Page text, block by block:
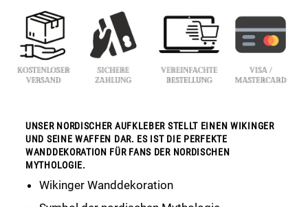
UNSER NORDISCHER AUFKLEBER STELLT EINEN WIKINGER
UND SEINE WAFFEN DAR. ES IST DIE PERFEKTE
WANDDEKORATION FÜR FANS DER NORDISCHEN
MYTHOLOGIE.
Wikinger Wanddekoration